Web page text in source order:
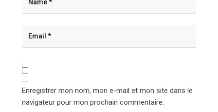
Enregistrer mon nom, mon e-mail et mon site dans le
navigateur pour mon prochain commentaire.